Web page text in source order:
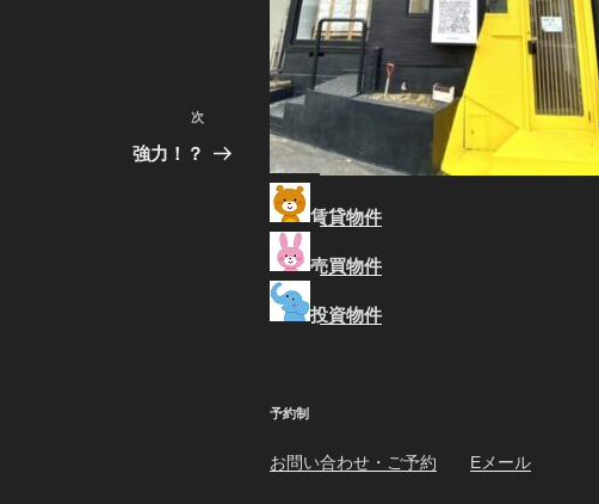
次
の
次
強力！？
賃貸物件
売買物件
投資物件
予約制
お問い合わせ・ご予約 Eメール